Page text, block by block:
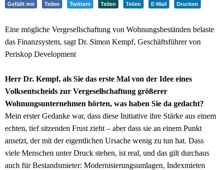
Gefällt mir Teilen Twittern Teilen Teilen E-Mail Drucken
Eine mögliche Vergesellschaftung von Wohnungsbeständen belaste
das Finanzsystem, sagt Dr. Simon Kempf, Geschäftsführer von
Periskop Development
Herr Dr. Kempf, als Sie das erste Mal von der Idee eines
Volksentscheids zur Vergesellschaftung größerer
Wohnungsunternehmen hörten, was haben Sie da gedacht?
Mein erster Gedanke war, dass diese Initiative ihre Stärke aus einem
echten, tief sitzenden Frust zieht – aber dass sie an einem Punkt
ansetzt, der mit der eigentlichen Ursache wenig zu tun hat. Dass
viele Menschen unter Druck stehen, ist real, und das gilt durchaus
auch für Bestandsmieter: Modernisierungsumlagen, Indexmieten